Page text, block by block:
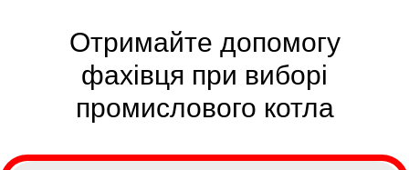
Отримайте допомогу
фахівця при виборі
промислового котла